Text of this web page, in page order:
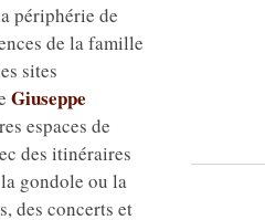
périphérie de
de la famille
sites
Giuseppe
espaces de
des itinéraires
gondole ou la
des concerts et